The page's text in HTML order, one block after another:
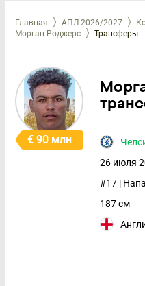
Главная АПЛ 2026/2027
Морган Роджерс
Трансферы
€ 90 млн
26 июля
#17 |
187 см